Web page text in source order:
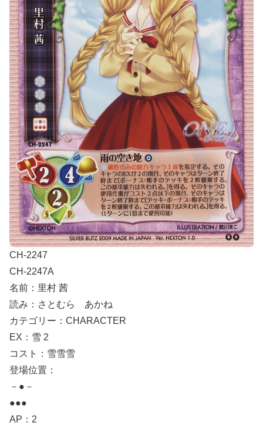
CH-2247
CH-2247A
名前：里村 茜
読み：さとむら あかね
カテゴリー：CHARACTER
EX：雪 2
コスト：雪雪雪
登場位置：
－●－
●●●
AP：2